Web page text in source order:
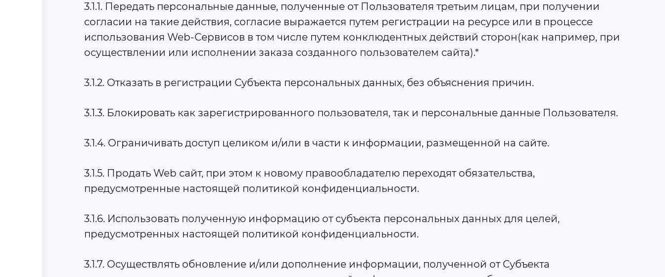
3.1.1. Передать персональные данные, полученные от Пользователя третьим лицам, при получении
согласии на такие действия, согласие выражается путем регистрации на ресурсе или в процессе
использования Web-Сервисов в том числе путем конклюдентных действий сторон(как например, при
осуществлении или исполнении заказа созданного пользователем сайта).*
3.1.2. Отказать в регистрации Субъекта персональных данных, без объяснения причин.
3.1.3. Блокировать как зарегистрированного пользователя, так и персональные данные Пользователя.
3.1.4. Ограничивать доступ целиком и/или в части к информации, размещенной на сайте.
3.1.5. Продать Web сайт, при этом к новому правообладателю переходят обязательства,
предусмотренные настоящей политикой конфиденциальности.
3.1.6. Использовать полученную информацию от субъекта персональных данных для целей,
предусмотренных настоящей политикой конфиденциальности.
3.1.7. Осуществлять обновление и/или дополнение информации, полученной от Субъекта